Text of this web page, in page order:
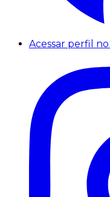
Acessar perfil